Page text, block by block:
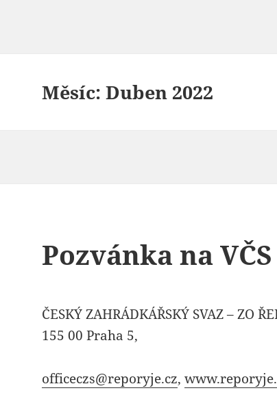
Měsíc:Duben 2022
Pozvánka na VČS
ČESKÝ ZAHRÁDKÁŘSKÝ SVAZ – ZO
155 00 Praha 5,
officeczs@reporyje.cz,